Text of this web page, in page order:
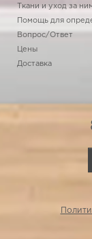
Ткани и уход за
Помощь для
Вопрос/Ответ
Цены
Доставка